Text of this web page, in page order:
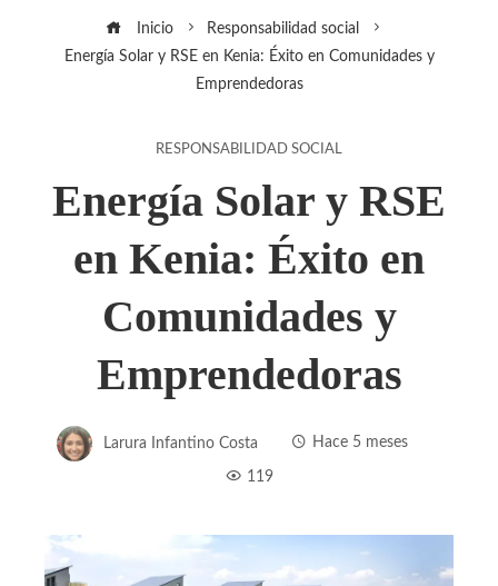
Inicio
Responsabilidad social
Energía Solar y RSE en Kenia: Éxito en Comunidades y
Emprendedoras
RESPONSABILIDAD SOCIAL
Energía Solar y RSE
en Kenia: Éxito en
Comunidades y
Emprendedoras
Larura Infantino Costa Hace 5 meses
119